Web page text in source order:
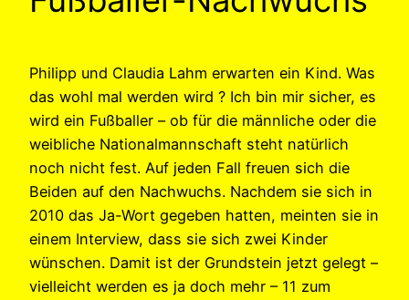
Philipp und Claudia Lahm erwarten ein Kind. Was
das wohl mal werden wird ? Ich bin mir sicher, es
wird ein Fußballer – ob für die männliche oder die
weibliche Nationalmannschaft steht natürlich
noch nicht fest. Auf jeden Fall freuen sich die
Beiden auf den Nachwuchs. Nachdem sie sich in
2010 das Ja-Wort gegeben hatten, meinten sie in
einem Interview, dass sie sich zwei Kinder
wünschen. Damit ist der Grundstein jetzt gelegt –
vielleicht werden es ja doch mehr – 11 zum